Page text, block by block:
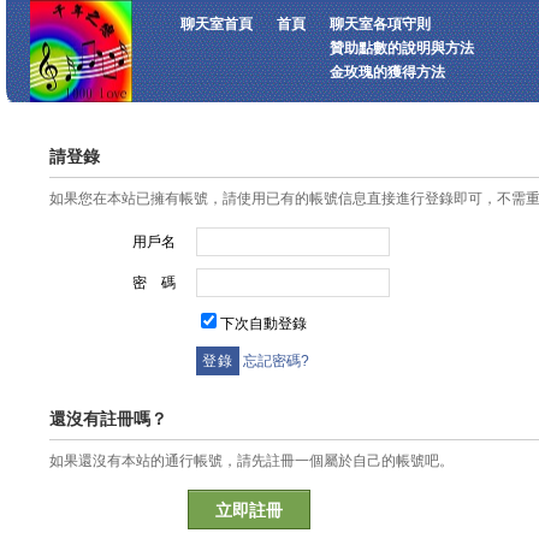
聊天室首頁 首頁
聊天室各項守則
贊助點數的說明與方法
金玫瑰的獲得方法
請登錄
如果您在本站已擁有帳號，請使用已有的帳號信息直接進行登錄即可，不需
用戶名
密 碼
下次自動登錄
忘記密碼?
還沒有註冊嗎？
如果還沒有本站的通行帳號，請先註冊一個屬於自己的帳號吧。
立即註冊